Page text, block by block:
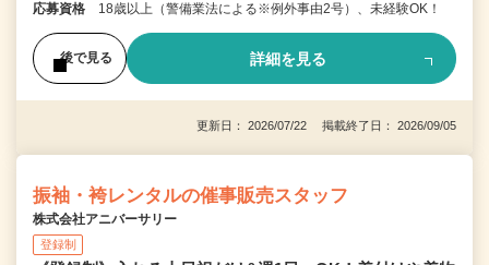
応募資格 18歳以上（警備業法による※例外事由2号）、未経験OK！
後で見る 詳細を見る
更新日： 2026/07/22 掲載終了日： 2026/09/05
振袖・袴レンタルの催事販売スタッフ
株式会社アニバーサリー
登録制